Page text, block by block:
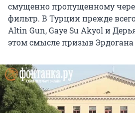
смущенно пропущенному
фильтр. В Турции прежде
Altin Gun, Gaye Su Akyol и
этом смысле призыв